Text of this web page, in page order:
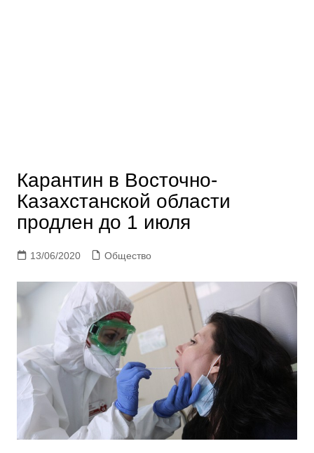
Карантин в Восточно-
Казахстанской области
продлен до 1 июля
13/06/2020 Общество